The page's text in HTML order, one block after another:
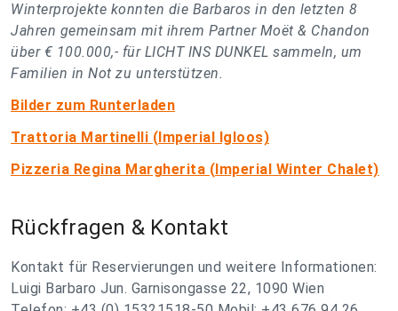
Winterprojekte konnten die Barbaros in den letzten 8
Jahren gemeinsam mit ihrem Partner Moët & Chandon
über € 100.000,- für LICHT INS DUNKEL sammeln, um
Familien in Not zu unterstützen.
Bilder zum Runterladen
Trattoria Martinelli (Imperial Igloos)
Pizzeria Regina Margherita (Imperial Winter Chalet)
Rückfragen & Kontakt
Kontakt für Reservierungen und weitere Informationen:
Luigi Barbaro Jun. Garnisongasse 22, 1090 Wien